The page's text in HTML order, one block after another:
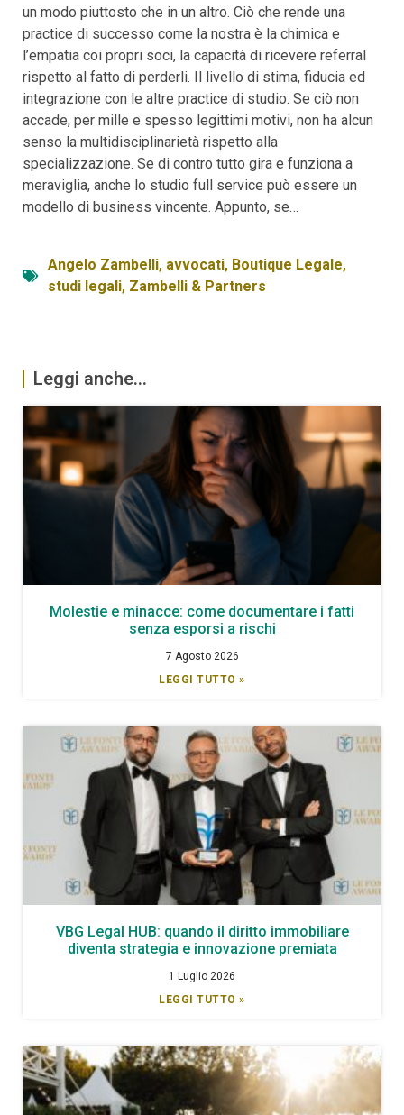
un modo piuttosto che in un altro. Ciò che rende una
practice di successo come la nostra è la chimica e
l’empatia coi propri soci, la capacità di ricevere referral
rispetto al fatto di perderli. Il livello di stima, fiducia ed
integrazione con le altre practice di studio. Se ciò non
accade, per mille e spesso legittimi motivi, non ha alcun
senso la multidisciplinarietà rispetto alla
specializzazione. Se di contro tutto gira e funziona a
meraviglia, anche lo studio full service può essere un
modello di business vincente. Appunto, se…
Angelo Zambelli, avvocati, Boutique Legale,
studi legali, Zambelli & Partners
Leggi anche...
Molestie e minacce: come documentare i fatti
senza esporsi a rischi
7 Agosto 2026
LEGGI TUTTO »
VBG Legal HUB: quando il diritto immobiliare
diventa strategia e innovazione premiata
1 Luglio 2026
LEGGI TUTTO »